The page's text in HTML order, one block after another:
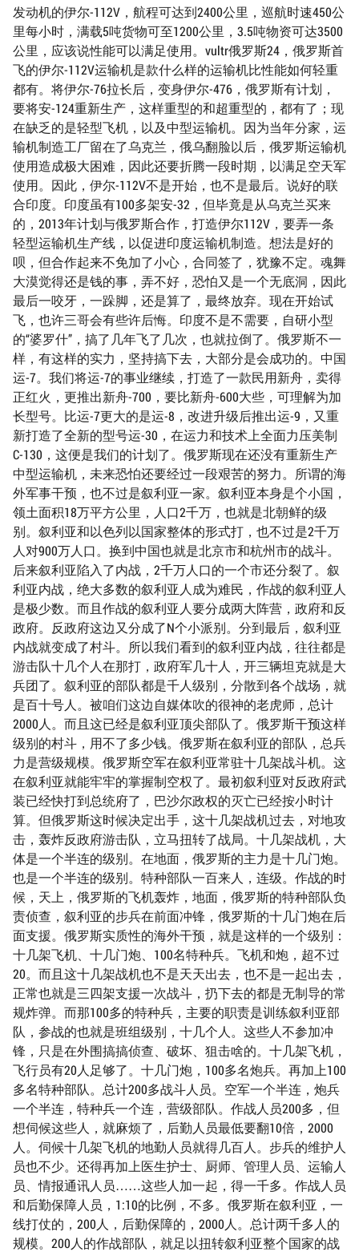
发动机的伊尔-112V，航程可达到2400公里，巡航时速450公
里每小时，满载5吨货物可至1200公里，3.5吨物资可达3500
公里，应该说性能可以满足使用。vultr俄罗斯24，俄罗斯首
飞的伊尔-112V运输机是款什么样的运输机比性能如何轻重
都有。将伊尔-76拉长后，变身伊尔-476，俄罗斯有计划，
要将安-124重新生产，这样重型的和超重型的，都有了；现
在缺乏的是轻型飞机，以及中型运输机。因为当年分家，运
输机制造工厂留在了乌克兰，俄乌翻脸以后，俄罗斯运输机
使用造成极大困难，因此还要折腾一段时期，以满足空天军
使用。因此，伊尔-112V不是开始，也不是最后。说好的联
合印度。印度虽有100多架安-32，但毕竟是从乌克兰买来
的，2013年计划与俄罗斯合作，打造伊尔112V，要弄一条
轻型运输机生产线，以促进印度运输机制造。想法是好的
呗，但合作起来不免加了小心，合同签了，犹豫不定。魂舞
大漠觉得还是钱的事，弄不好，恐怕又是一个无底洞，因此
最后一咬牙，一跺脚，还是算了，最终放弃。现在开始试
飞，也许三哥会有些许后悔。印度不是不需要，自研小型
的“婆罗什”，搞了几年飞了几次，也就拉倒了。俄罗斯不一
样，有这样的实力，坚持搞下去，大部分是会成功的。中国
运-7。我们将运-7的事业继续，打造了一款民用新舟，卖得
正红火，更推出新舟-700，要比新舟-600大些，可理解为加
长型号。比运-7更大的是运-8，改进升级后推出运-9，又重
新打造了全新的型号运-30，在运力和技术上全面力压美制
C-130，这便是我们的计划了。俄罗斯现在还没有重新生产
中型运输机，未来恐怕还要经过一段艰苦的努力。所谓的海
外军事干预，也不过是叙利亚一家。叙利亚本身是个小国，
领土面积18万平方公里，人口2千万，也就是北朝鲜的级
别。叙利亚和以色列以国家整体的形式打，也不过是2千万
人对900万人口。换到中国也就是北京市和杭州市的战斗。
后来叙利亚陷入了内战，2千万人口的一个市还分裂了。叙
利亚内战，绝大多数的叙利亚人成为难民，作战的叙利亚人
是极少数。而且作战的叙利亚人要分成两大阵营，政府和反
政府。反政府这边又分成了N个小派别。分到最后，叙利亚
内战就变成了村斗。所以我们看到的叙利亚内战，往往都是
游击队十几个人在那打，政府军几十人，开三辆坦克就是大
兵团了。叙利亚的部队都是千人级别，分散到各个战场，就
是百十号人。被咱们这边自媒体吹的很神的老虎师，总计
2000人。而且这已经是叙利亚顶尖部队了。俄罗斯干预这样
级别的村斗，用不了多少钱。俄罗斯在叙利亚的部队，总兵
力是营级规模。俄罗斯空军在叙利亚常驻十几架战斗机。这
在叙利亚就能牢牢的掌握制空权了。最初叙利亚对反政府武
装已经快打到总统府了，巴沙尔政权的灭亡已经按小时计
算。但俄罗斯这时候决定出手，这十几架战机过去，对地攻
击，轰炸反政府游击队，立马扭转了战局。十几架战机，大
体是一个半连的级别。在地面，俄罗斯的主力是十几门炮。
也是一个半连的级别。特种部队一百来人，连级。作战的时
候，天上，俄罗斯的飞机轰炸，地面，俄罗斯的特种部队负
责侦查，叙利亚的步兵在前面冲锋，俄罗斯的十几门炮在后
面支援。俄罗斯实质性的海外干预，就是这样的一个级别：
十几架飞机、十几门炮、100名特种兵。飞机和炮，超不过
20。而且这十几架战机也不是天天出去，也不是一起出去，
正常也就是三四架支援一次战斗，扔下去的都是无制导的常
规炸弹。而那100多的特种兵，主要的职责是训练叙利亚部
队，参战的也就是班组级别，十几个人。这些人不参加冲
锋，只是在外围搞搞侦查、破坏、狙击啥的。十几架飞机，
飞行员有20人足够了。十几门炮，100多名炮兵。再加上100
多名特种部队。总计200多战斗人员。空军一个半连，炮兵
一个半连，特种兵一个连，营级部队。作战人员200多，但
想伺候这些人，就麻烦了，后勤人员最低要翻10倍，2000
人。伺候十几架飞机的地勤人员就得几百人。步兵的维护人
员也不少。还得再加上医生护士、厨师、管理人员、运输人
员、情报通讯人员……这些人加一起，得一千多。作战人员
和后勤保障人员，1:10的比例，不多。俄罗斯在叙利亚，一
线打仗的，200人，后勤保障的，2000人。总计两千多人的
规模。200人的作战部队，就足以扭转叙利亚整个国家的战